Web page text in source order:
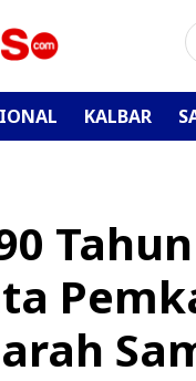
KALBAR